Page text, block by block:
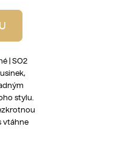
| SO2
stylu.
vtáhne